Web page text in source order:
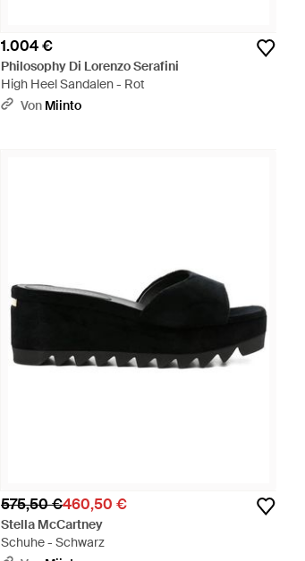
1.004 €
Philosophy Di Lorenzo Serafini
High Heel Sandalen - Rot
Von Miinto
575,50 €460,50 €
Stella McCartney
Schuhe - Schwarz